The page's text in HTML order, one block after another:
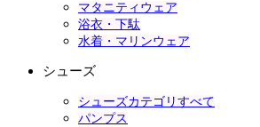
マタニティウェア
浴衣・下駄
水着・マリンウェア
シューズ
シューズカテゴリすべて
パンプス